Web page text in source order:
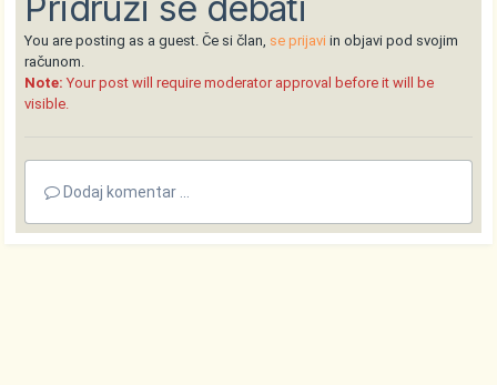
You are posting as a guest. Če si član, se prijavi in objavi pod svojim
računom.
Note: Your post will require moderator approval before it will be
visible.
Dodaj komentar ...